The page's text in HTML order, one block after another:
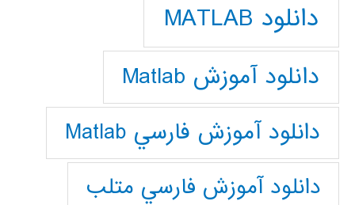
دانلود MATLAB
دانلود آموزش Matlab
دانلود آموزش فارسي Matlab
دانلود آموزش فارسي متلب